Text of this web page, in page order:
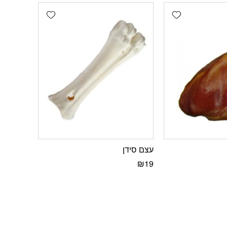
Add wishlist
Add wishlist
עצם סידן
₪19